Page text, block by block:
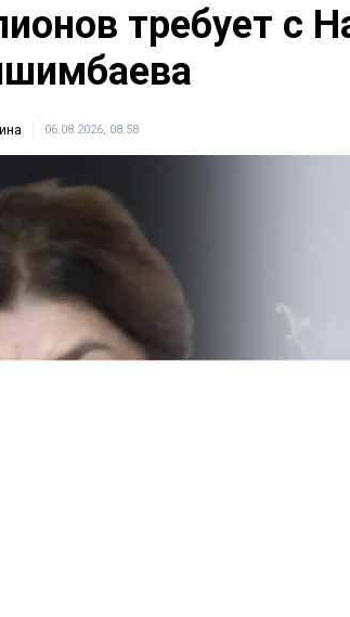
требует с
06.08.2026, 08:58